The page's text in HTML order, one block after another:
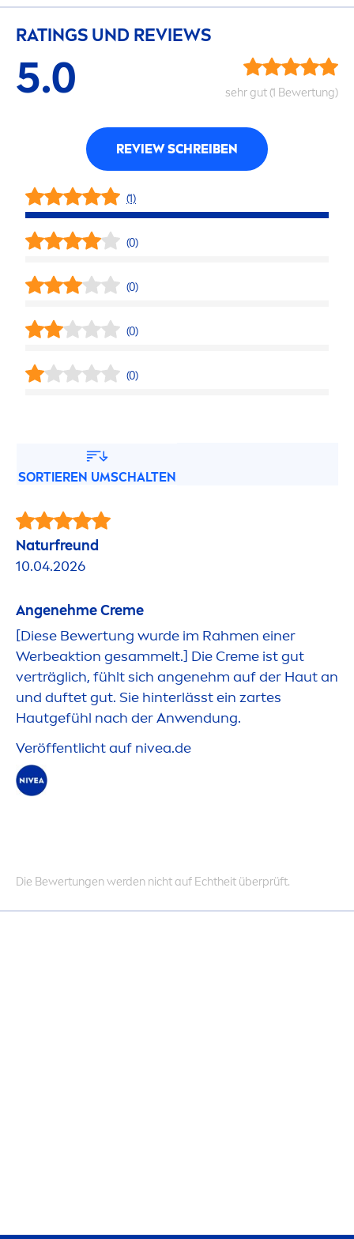
RATINGS UND REVIEWS
5.0 sehr gut (1 Bewertung)
REVIEW SCHREIBEN
(1)
(0)
(0)
(0)
(0)
SORTIEREN UMSCHALTEN
Naturfreund
10.04.2026
AngenehmeCreme
[Diese Bewertung wurde im Rahmen einer
Werbeaktion gesammelt.] Die Creme ist gut
verträglich, fühlt sich angenehm auf der Haut an
und duftet gut. Sie hinterlässt ein zartes
Hautgefühl nach der Anwendung.
Veröffentlicht auf nivea.de
Die Bewertungen werden nicht auf Echtheit überprüft.